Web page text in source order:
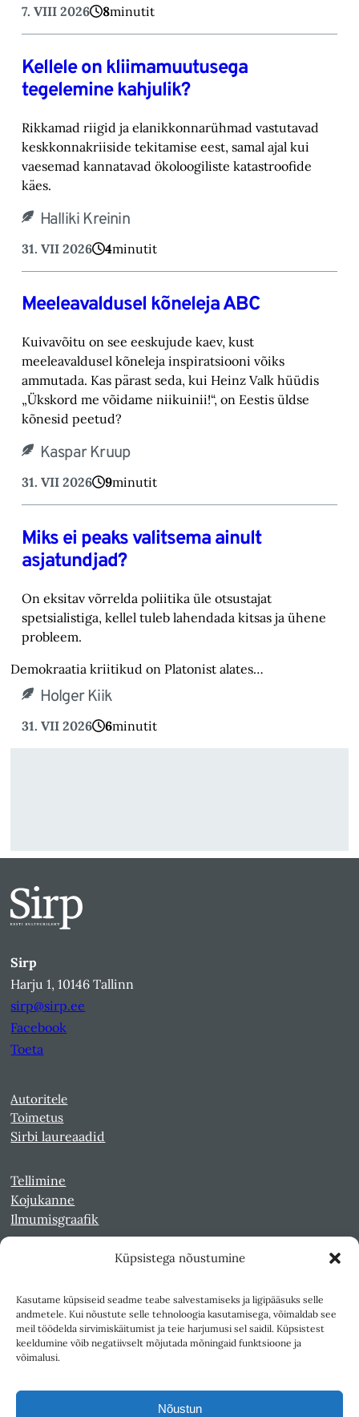
Küpsistega nõustumine
Kasutame küpsiseid seadme teabe salvestamiseks ja ligipääsuks selle
andmetele. Kui nõustute selle tehnoloogia kasutamisega, võimaldab see
meil töödelda sirvimiskäitumist ja teie harjumusi sel saidil. Küpsistest
keeldumine võib negatiivselt mõjutada mõningaid funktsioone ja
võimalusi.
Nõustun
7. VIII 2026 8minutit
Kellele on kliimamuutusega
tegelemine kahjulik?
Rikkamad riigid ja elanikkonnarühmad vastutavad
keskkonnakriiside tekitamise eest, samal ajal kui
vaesemad kannatavad ökoloogiliste katastroofide
käes.
Halliki Kreinin
31. VII 2026 4minutit
Meeleavaldusel kõneleja ABC
Kuivavõitu on see eeskujude kaev, kust
meeleavaldusel kõneleja inspiratsiooni võiks
ammutada. Kas pärast seda, kui Heinz Valk hüüdis
„Ükskord me võidame niikuinii!“, on Eestis üldse
kõnesid peetud?
Kaspar Kruup
31. VII 2026 9minutit
Miks ei peaks valitsema ainult
asjatundjad?
On eksitav võrrelda poliitika üle otsustajat
spetsialistiga, kellel tuleb lahendada kitsas ja ühene
probleem.
Demokraatia kriitikud on Platonist alates…
Holger Kiik
31. VII 2026 6minutit
Sirp
Harju 1, 10146 Tallinn
sirp@sirp.ee
Facebook
Toeta
Autoritele
Toimetus
Sirbi laureaadid
Tellimine
Kojukanne
Ilmumisgraafik
Kultuurileht 1994-1997
Reede 1989-1990
Sirp ja Vasar 1940-1989